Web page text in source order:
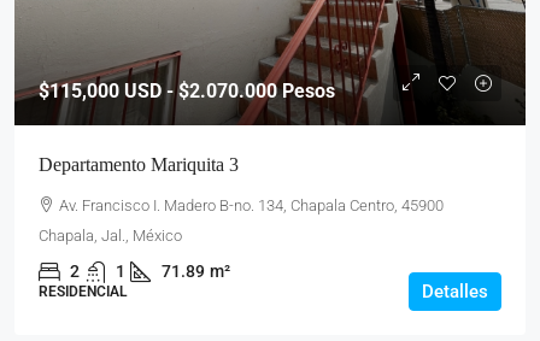
$115,000 USD - $2.070.000 Pesos
Departamento Mariquita 3
Av. Francisco I. Madero B-no. 134, Chapala Centro, 45900
Chapala, Jal., México
2 1 71.89 m²
RESIDENCIAL Detalles